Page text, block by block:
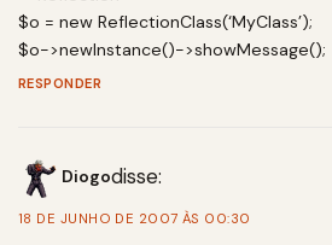
$o = new ReflectionClass(‘MyClass’);
$o->newInstance()->showMessage();
RESPONDER
Diogodisse:
18 DE JUNHO DE 2007 ÀS 00:30